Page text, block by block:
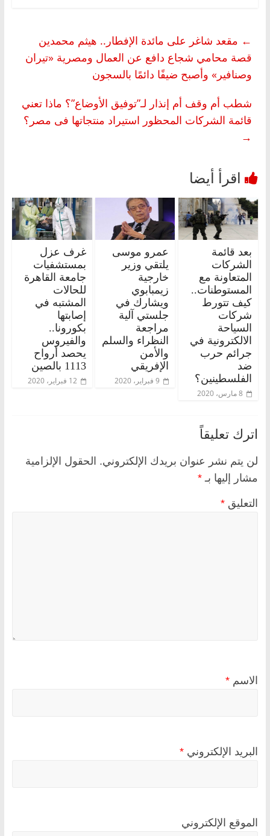
← مقعد شاغر على مائدة الإفطار.. هيثم محمدين
قصة محامي شجاع دافع عن العمال ومصرية «تيران
وصنافير» وأصبح ضيفًا دائمًا بالسجون
شطب أم وقف أم إنذار لـ”توفيق الأوضاع”؟ ماذا تعني
قائمة الشركات المحظور استيراد منتجاتها فى مصر؟
→
بعد قائمة
الشركات
المتعاونة مع
المستوطنات..
كيف تتورط
شركات
السياحة
الالكترونية في
جرائم حرب
ضد
الفلسطينين؟
8 مارس، 2020
عمرو موسى
يلتقي وزير
خارجية
زيمبابوي
ويشارك في
جلستي آلية
مراجعة
النظراء والسلم
والأمن
الإفريقي
9 فبراير، 2020
غرف عزل
بمستشفيات
جامعة القاهرة
للحالات
المشتبه في
إصابتها
بكورونا..
والفيروس
يحصد أرواح
1113 بالصين
12 فبراير، 2020
اترك تعليقاً
لن يتم نشر عنوان بريدك الإلكتروني. الحقول الإلزامية
مشار إليها بـ *
التعليق *
الاسم *
البريد الإلكتروني *
الموقع الإلكتروني